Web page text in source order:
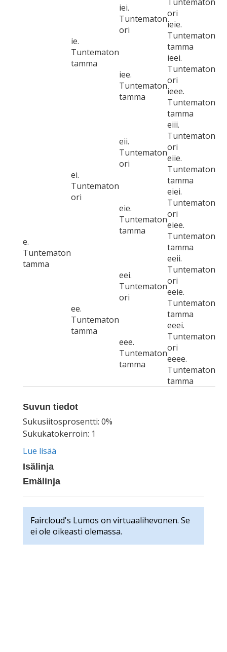
ie.
Tuntematon
tamma
iei.
Tuntematon
ori
ori
ieie.
Tuntematon
tamma
iee.
Tuntematon
tamma
ieei.
Tuntematon
ori
ieee.
Tuntematon
tamma
e.
Tuntematon
tamma
ei.
Tuntematon
ori
eii.
Tuntematon
ori
eiii.
Tuntematon
ori
eiie.
Tuntematon
tamma
eie.
Tuntematon
tamma
eiei.
Tuntematon
ori
eiee.
Tuntematon
tamma
ee.
Tuntematon
tamma
eei.
Tuntematon
ori
eeii.
Tuntematon
ori
eeie.
Tuntematon
tamma
eee.
Tuntematon
tamma
eeei.
Tuntematon
ori
eeee.
Tuntematon
tamma
Suvun tiedot
Sukusiitosprosentti: 0%
Sukukatokerroin: 1
Lue lisää
Isälinja
Emälinja
Faircloud's Lumos on virtuaalihevonen. Se
ei ole oikeasti olemassa.